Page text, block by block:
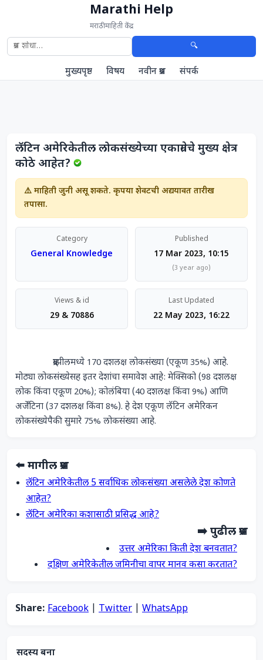
Marathi Help
मराठी माहिती केंद्र
🔍
मुख्यपृष्ठ विषय नवीन प्रश्न संपर्क
लॅटिन अमेरिकेतील लोकसंख्येच्या एकाग्रतेचे मुख्य क्षेत्र
कोठे आहेत?
⚠️ माहिती जुनी असू शकते. कृपया शेवटची अद्ययावत तारीख
तपासा.
Category
General Knowledge
Published
17 Mar 2023, 10:15
(3 year ago)
Views & id
29 & 70886
Last Updated
22 May 2023, 16:22
मोठ्या लोकसंख्येसह इतर देशांचा समावेश आहे: मेक्सिको (98 दशलक्ष
लोक किंवा एकूण 20%); कोलंबिया (40 दशलक्ष किंवा 9%) आणि
अर्जेंटिना (37 दशलक्ष किंवा 8%). हे देश एकूण लॅटिन अमेरिकन
लोकसंख्येपैकी सुमारे 75% लोकसंख्या आहे.
⬅️ मागील प्रश्न
लॅटिन अमेरिकेतील 5 सर्वाधिक लोकसंख्या असलेले देश कोणते
आहेत?
लॅटिन अमेरिका कशासाठी प्रसिद्ध आहे?
➡️ पुढील प्रश्न
उत्तर अमेरिका किती देश बनवतात?
दक्षिण अमेरिकेतील जमिनीचा वापर मानव कसा करतात?
Share: Facebook Twitter WhatsApp
सदस्य बना